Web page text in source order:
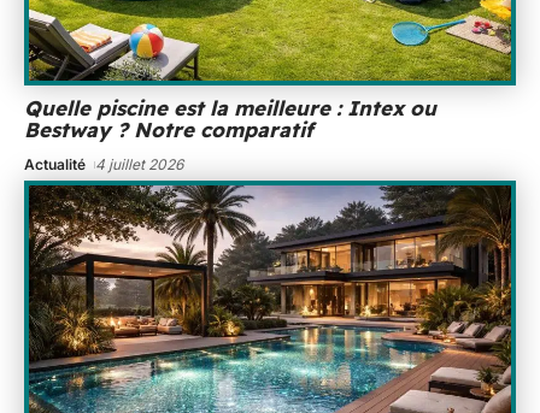
Quelle piscine est la meilleure : Intex ou
Bestway ? Notre comparatif
Actualité 4 juillet 2026